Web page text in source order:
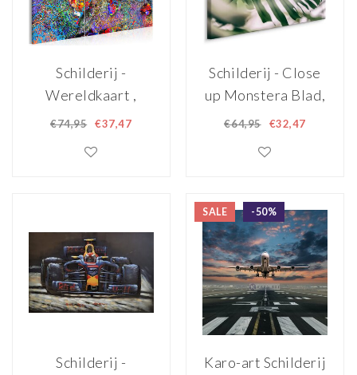
Schilderij -
Wereldkaart ,
Kleurrijke
90x60cm
€74,95 €37,47
Schilderij - Close
up Monstera Blad,
Groen, Premium
€64,95 €32,47
Schilderij -
SALE -50%
Karo-art Schilderij